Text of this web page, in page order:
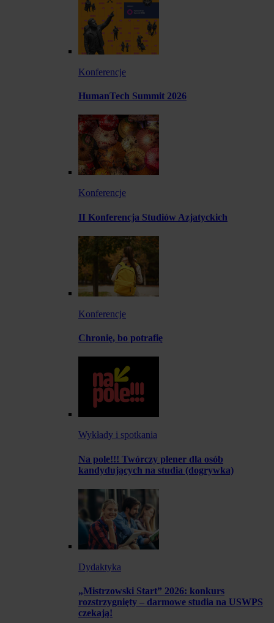
Konferencje
HumanTech Summit 2026
Konferencje
II Konferencja Studiów Azjatyckich
Konferencje
Chronię, bo potrafię
Wykłady i spotkania
Na pole!!! Twórczy plener dla osób
kandydujących na studia (dogrywka)
Dydaktyka
„Mistrzowski Start” 2026: konkurs
rozstrzygnięty – darmowe studia na USWPS
czekają!